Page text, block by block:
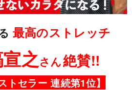
最高のストレッチ
之さん絶賛!!
トセラー 連続第1位】